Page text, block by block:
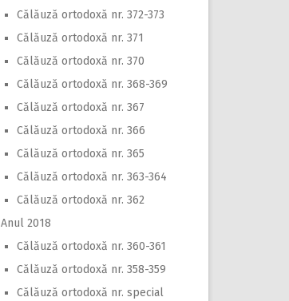
Călăuză ortodoxă nr. 372-373
Călăuză ortodoxă nr. 371
Călăuză ortodoxă nr. 370
Călăuză ortodoxă nr. 368-369
Călăuză ortodoxă nr. 367
Călăuză ortodoxă nr. 366
Călăuză ortodoxă nr. 365
Călăuză ortodoxă nr. 363-364
Călăuză ortodoxă nr. 362
Anul 2018
Călăuză ortodoxă nr. 360-361
Călăuză ortodoxă nr. 358-359
Călăuză ortodoxă nr. special